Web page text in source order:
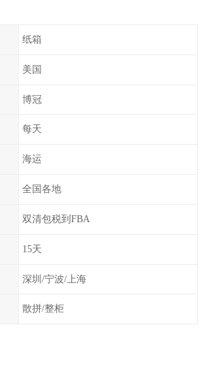
纸箱
美国
博冠
每天
海运
全国各地
双清包税到FBA
15天
深圳/宁波/上海
散拼/整柜